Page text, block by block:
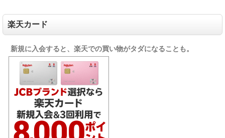
楽天カード
新規に入会すると、楽天での買い物がタダになることも。